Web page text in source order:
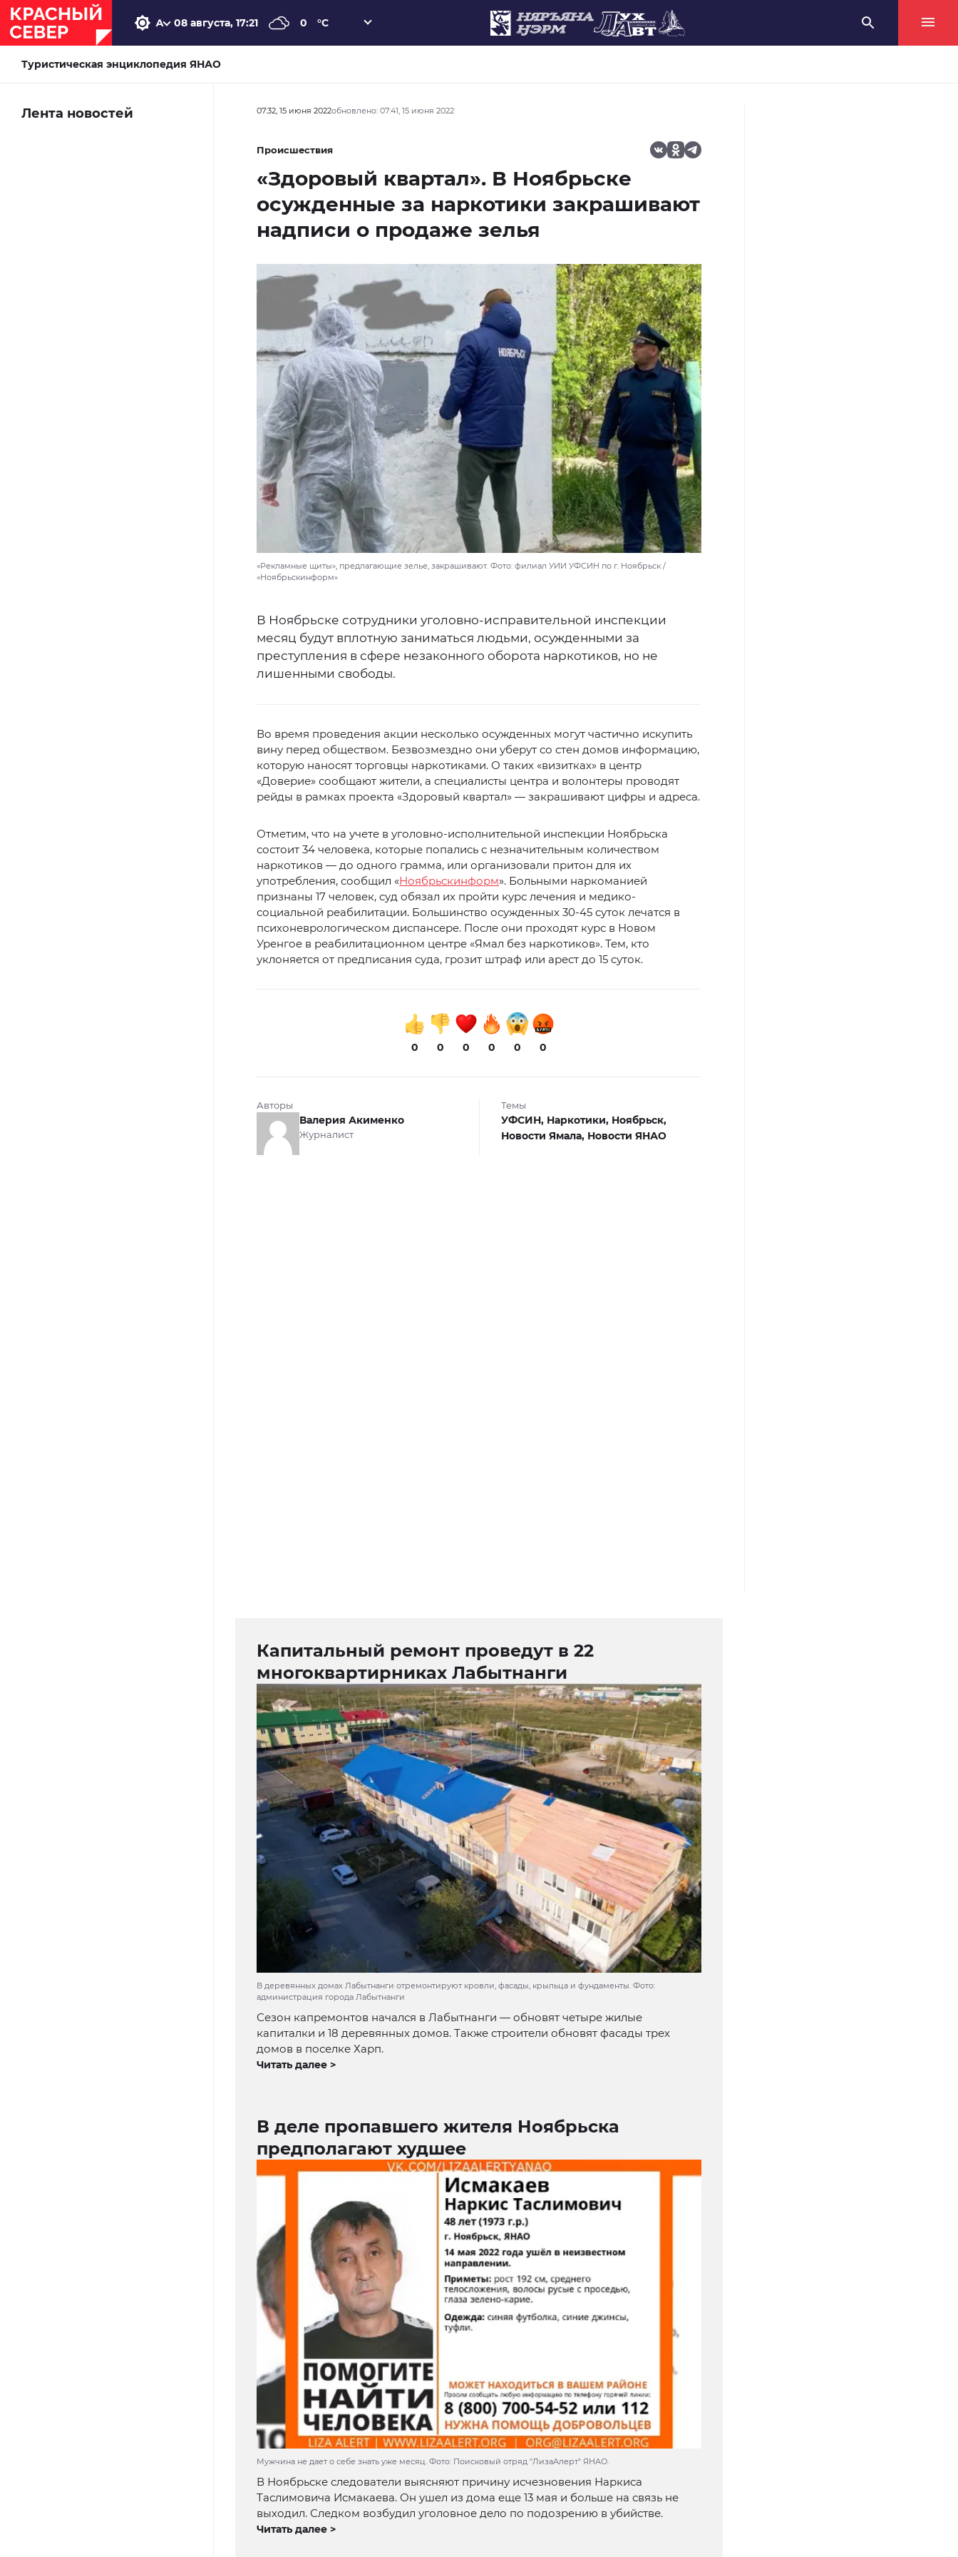
08 августа, 17:21 0 °C
Туристическая энциклопедия ЯНАО
Лента новостей 07:32, 15 июня 2022обновлено: 07:41, 15 июня 2022
Происшествия
«Здоровый квартал». В Ноябрьске
осужденные за наркотики закрашивают
надписи о продаже зелья
«Рекламные щиты», предлагающие зелье, закрашивают. Фото: филиал УИИ УФСИН по г. Ноябрьск /
«Ноябрьскинформ»
В Ноябрьске сотрудники уголовно-исправительной инспекции
месяц будут вплотную заниматься людьми, осужденными за
преступления в сфере незаконного оборота наркотиков, но не
лишенными свободы.
Во время проведения акции несколько осужденных могут частично искупить
вину перед обществом. Безвозмездно они уберут со стен домов информацию,
которую наносят торговцы наркотиками. О таких «визитках» в центр
«Доверие» сообщают жители, а специалисты центра и волонтеры проводят
рейды в рамках проекта «Здоровый квартал» — закрашивают цифры и адреса.
Отметим, что на учете в уголовно-исполнительной инспекции Ноябрьска
состоит 34 человека, которые попались с незначительным количеством
наркотиков — до одного грамма, или организовали притон для их
употребления, сообщил «Ноябрьскинформ». Больными наркоманией
признаны 17 человек, суд обязал их пройти курс лечения и медико-
социальной реабилитации. Большинство осужденных 30-45 суток лечатся в
психоневрологическом диспансере. После они проходят курс в Новом
Уренгое в реабилитационном центре «Ямал без наркотиков». Тем, кто
уклоняется от предписания суда, грозит штраф или арест до 15 суток.
0 0 0 0 0 0
Авторы
Валерия Акименко
Журналист
Темы
УФСИН, Наркотики, Ноябрьск,
Новости Ямала, Новости ЯНАО
Капитальный ремонт проведут в 22
многоквартирниках Лабытнанги
В деревянных домах Лабытнанги отремонтируют кровли, фасады, крыльца и фундаменты. Фото:
администрация города Лабытнанги
Сезон капремонтов начался в Лабытнанги — обновят четыре жилые
капиталки и 18 деревянных домов. Также строители обновят фасады трех
домов в поселке Харп.
Читать далее >
В деле пропавшего жителя Ноябрьска
предполагают худшее
Мужчина не дает о себе знать уже месяц. Фото: Поисковый отряд "ЛизаАлерт" ЯНАО.
В Ноябрьске следователи выясняют причину исчезновения Наркиса
Таслимовича Исмакаева. Он ушел из дома еще 13 мая и больше на связь не
выходил. Следком возбудил уголовное дело по подозрению в убийстве.
Читать далее >